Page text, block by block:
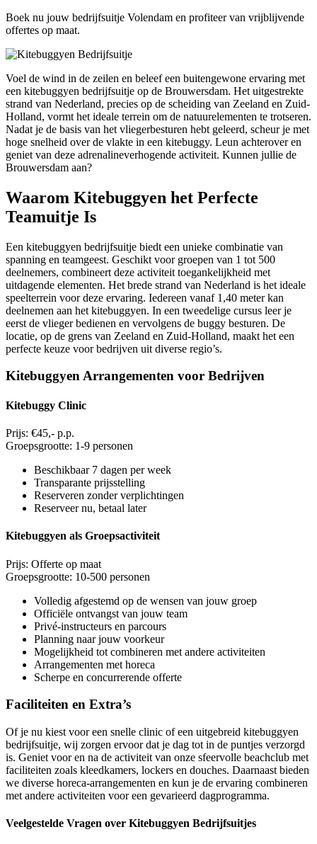
Boek nu jouw bedrijfsuitje Volendam en profiteer van vrijblijvende
offertes op maat.
Voel de wind in de zeilen en beleef een buitengewone ervaring met
een kitebuggyen bedrijfsuitje op de Brouwersdam. Het uitgestrekte
strand van Nederland, precies op de scheiding van Zeeland en Zuid-
Holland, vormt het ideale terrein om de natuurelementen te trotseren.
Nadat je de basis van het vliegerbesturen hebt geleerd, scheur je met
hoge snelheid over de vlakte in een kitebuggy. Leun achterover en
geniet van deze adrenalineverhogende activiteit. Kunnen jullie de
Brouwersdam aan?
Waarom Kitebuggyen het Perfecte
Teamuitje Is
Een kitebuggyen bedrijfsuitje biedt een unieke combinatie van
spanning en teamgeest. Geschikt voor groepen van 1 tot 500
deelnemers, combineert deze activiteit toegankelijkheid met
uitdagende elementen. Het brede strand van Nederland is het ideale
speelterrein voor deze ervaring. Iedereen vanaf 1,40 meter kan
deelnemen aan het kitebuggyen. In een tweedelige cursus leer je
eerst de vlieger bedienen en vervolgens de buggy besturen. De
locatie, op de grens van Zeeland en Zuid-Holland, maakt het een
perfecte keuze voor bedrijven uit diverse regio’s.
Kitebuggyen Arrangementen voor Bedrijven
Kitebuggy Clinic
Prijs: €45,- p.p.
Groepsgrootte: 1-9 personen
Beschikbaar 7 dagen per week
Transparante prijsstelling
Reserveren zonder verplichtingen
Reserveer nu, betaal later
Kitebuggyen als Groepsactiviteit
Prijs: Offerte op maat
Groepsgrootte: 10-500 personen
Volledig afgestemd op de wensen van jouw groep
Officiële ontvangst van jouw team
Privé-instructeurs en parcours
Planning naar jouw voorkeur
Mogelijkheid tot combineren met andere activiteiten
Arrangementen met horeca
Scherpe en concurrerende offerte
Faciliteiten en Extra’s
Of je nu kiest voor een snelle clinic of een uitgebreid kitebuggyen
bedrijfsuitje, wij zorgen ervoor dat je dag tot in de puntjes verzorgd
is. Geniet voor en na de activiteit van onze sfeervolle beachclub met
faciliteiten zoals kleedkamers, lockers en douches. Daarnaast bieden
we diverse horeca-arrangementen en kun je de ervaring combineren
met andere activiteiten voor een gevarieerd dagprogramma.
Veelgestelde Vragen over Kitebuggyen Bedrijfsuitjes